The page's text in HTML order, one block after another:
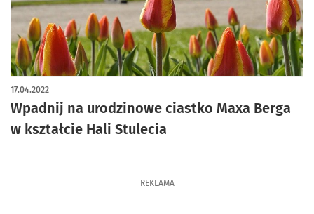
Wpadnij na urodzinowe ciastko Maxa Berga
w kształcie Hali Stulecia
17.04.2022
REKLAMA